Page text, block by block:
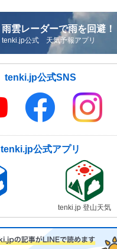
雨雲レーダーで雨を回避！
tenki.jp公式 天気予報アプリ
tenki.jp公式SNS
tenki.jp公式アプリ
tenki.jp 登山天気